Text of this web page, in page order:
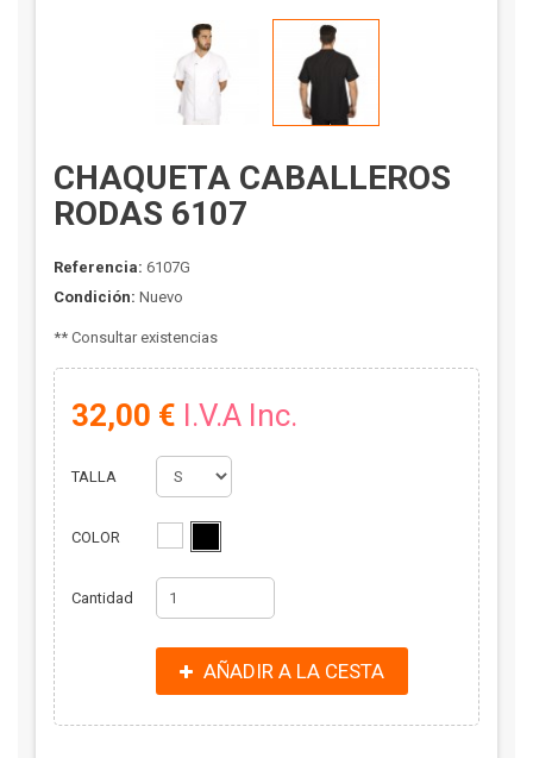
CHAQUETA CABALLEROS
RODAS 6107
Referencia: 6107G
Condición: Nuevo
** Consultar existencias
32,00 € I.V.A Inc.
TALLA
COLOR
Cantidad
AÑADIR A LA CESTA